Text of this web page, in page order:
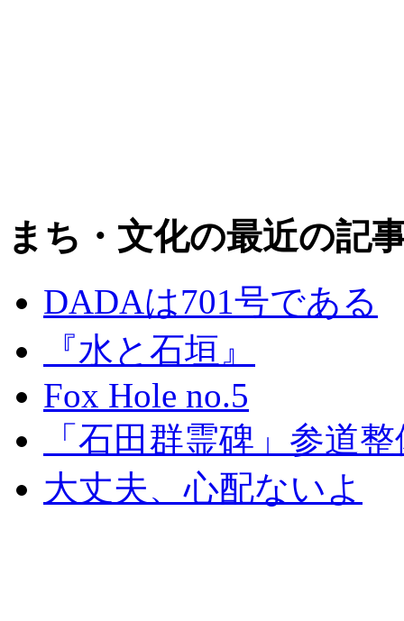
まち・文化の最近の記
DADAは701号である
『水と石垣』
Fox Hole no.5
「石田群霊碑」参道
大丈夫、心配ないよ